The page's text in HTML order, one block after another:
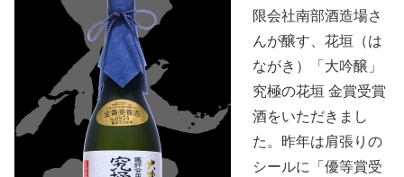
限会社南部酒造場さ
んが醸す、花垣（は
ながき）「大吟醸」
究極の花垣 金賞受賞
酒をいただきまし
た。昨年は肩張りの
シールに「優等賞受